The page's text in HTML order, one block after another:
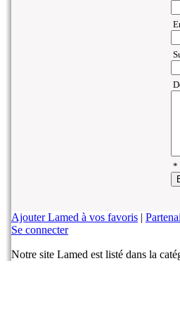
*
Ajouter Lamed à vos favoris |
Se connecter
Notre site Lamed est listé dans la